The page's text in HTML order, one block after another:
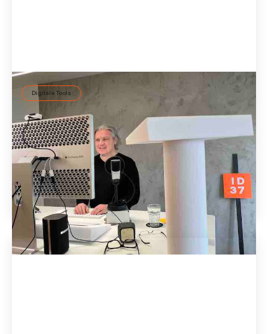
Digitale Tools
Digitale Tools für Coaches
Kunden mit online Seminaren, virtuellen Workshops &
digitalem Coaching begeistern. Thomas Staller verrät
Tipps & Tools am Beispiel seiner Arbeit mit der ID37
Persönlichkeitsanalyse.
17 May 2020